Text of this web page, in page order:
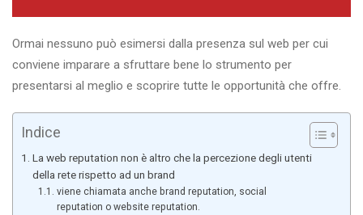
Ormai nessuno può esimersi dalla presenza sul web per cui
conviene imparare a sfruttare bene lo strumento per
presentarsi al meglio e scoprire tutte le opportunità che offre.
Indice
La web reputation non è altro che la percezione degli utenti
della rete rispetto ad un brand
viene chiamata anche brand reputation, social
reputation o website reputation.